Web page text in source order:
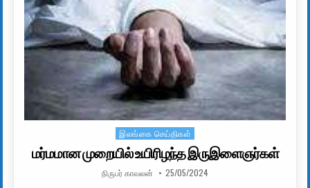
Posted in
இலங்கை செய்திகள்
மர்மமான முறையில் உயிரிழந்த இருஇளைஞர்கள்
AUTHOR:
நிருபர் காவலன் PUBLISHED DATE:
25/05/2024